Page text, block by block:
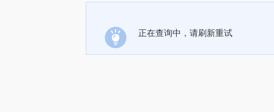
正在查询中，请刷新重试